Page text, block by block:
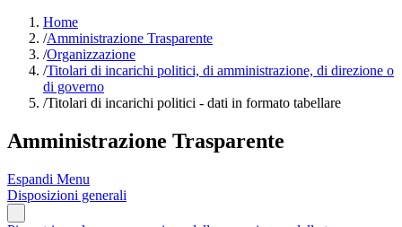
Home
/Amministrazione Trasparente
/Organizzazione
/Titolari di incarichi politici, di amministrazione, di direzione o
di governo
/Titolari di incarichi politici - dati in formato tabellare
Amministrazione Trasparente
Espandi Menu
Disposizioni generali